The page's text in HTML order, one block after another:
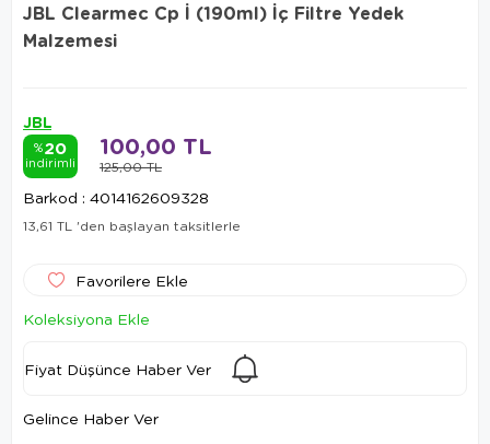
JBL Clearmec Cp İ (190ml) İç Filtre Yedek
Malzemesi
JBL
%20
indirimli 125,00 TL
100,00 TL
Barkod : 4014162609328
13,61 TL 'den başlayan taksitlerle
Favorilere Ekle
Koleksiyona Ekle
Fiyat Düşünce Haber Ver
Gelince Haber Ver